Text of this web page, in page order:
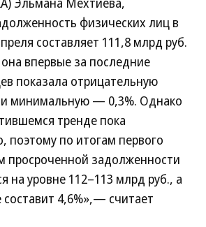
физических лиц в
составляет 111,8 млрд руб.
впервые за последние
показала отрицательную
и минимальную — 0,3%. Однако
тренде пока
поэтому по итогам первого
просроченной задолженности
на уровне 112–113 млрд руб., а
4,6%»,— считает